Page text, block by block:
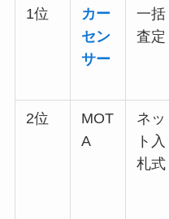
1位
カー
セン
サー
一括
査定
2位
MOT
A
ネッ
ト入
札式